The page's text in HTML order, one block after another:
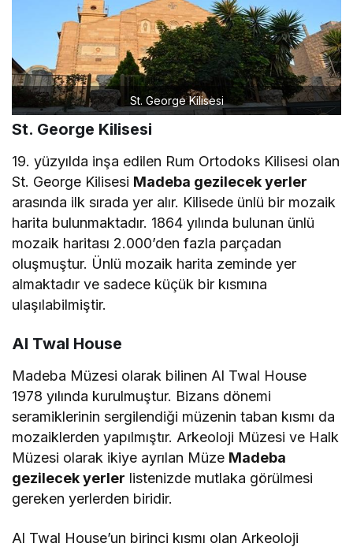
St. George Kilisesi
St. George Kilisesi
19. yüzyılda inşa edilen Rum Ortodoks Kilisesi olan
St. George Kilisesi Madeba gezilecek yerler
arasında ilk sırada yer alır. Kilisede ünlü bir mozaik
harita bulunmaktadır. 1864 yılında bulunan ünlü
mozaik haritası 2.000’den fazla parçadan
oluşmuştur. Ünlü mozaik harita zeminde yer
almaktadır ve sadece küçük bir kısmına
ulaşılabilmiştir.
Al Twal House
Madeba Müzesi olarak bilinen Al Twal House
1978 yılında kurulmuştur. Bizans dönemi
seramiklerinin sergilendiği müzenin taban kısmı da
mozaiklerden yapılmıştır. Arkeoloji Müzesi ve Halk
Müzesi olarak ikiye ayrılan Müze Madeba
gezilecek yerler listenizde mutlaka görülmesi
gereken yerlerden biridir.
Al Twal House’un birinci kısmı olan Arkeoloji